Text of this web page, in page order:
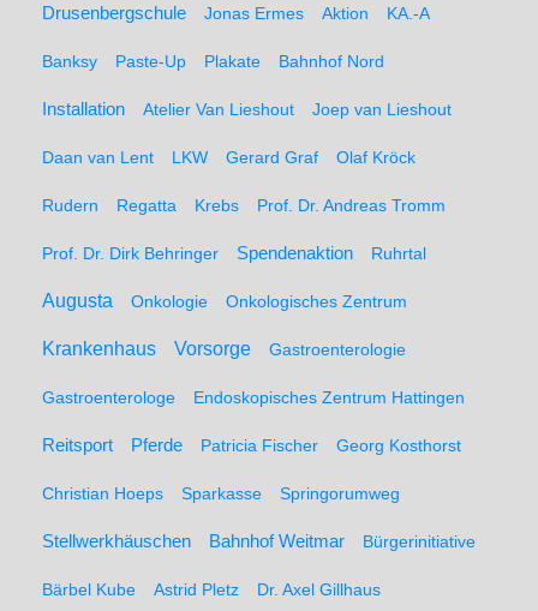
Drusenbergschule Jonas Ermes Aktion KA.-A
Banksy Paste-Up Plakate Bahnhof Nord
Installation Atelier Van Lieshout Joep van Lieshout
Daan van Lent LKW Gerard Graf Olaf Kröck
Rudern Regatta Krebs Prof. Dr. Andreas Tromm
Prof. Dr. Dirk Behringer Spendenaktion Ruhrtal
Augusta Onkologie Onkologisches Zentrum
Krankenhaus Vorsorge Gastroenterologie
Gastroenterologe Endoskopisches Zentrum Hattingen
Reitsport Pferde Patricia Fischer Georg Kosthorst
Christian Hoeps Sparkasse Springorumweg
Stellwerkhäuschen Bahnhof Weitmar Bürgerinitiative
Bärbel Kube Astrid Pletz Dr. Axel Gillhaus